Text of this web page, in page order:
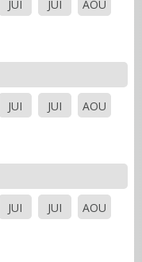
JUI JUI
AOU
JUI JUI
AOU
JUI JUI
AOU